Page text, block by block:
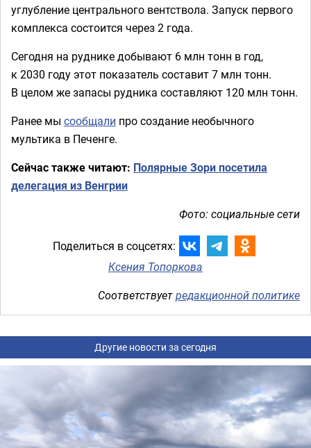
углубление центрального вентствола. Запуск первого
комплекса состоится через 2 года.
Сегодня на руднике добывают 6 млн тонн в год,
к 2030 году этот показатель составит 7 млн тонн.
В целом же запасы рудника составляют 120 млн тонн.
Ранее мы сообщали про создание необычного
мультика в Печенге.
Сейчас также читают: Полярные Зори посетила
делегация из Венгрии
Фото: социальные сети
Поделиться в соцсетях:
Ксения Топоркова
Соответствуетредакционной политике
Другие новости за сегодня